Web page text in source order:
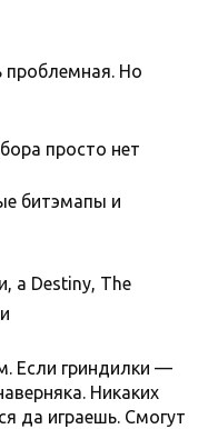
проблемная. Но
просто нет
битэмапы и
а Destiny, The
Если гриндилки —
Никаких
да играешь. Смогут